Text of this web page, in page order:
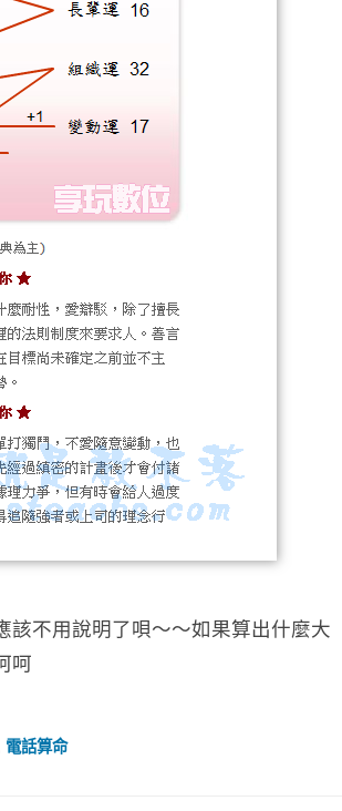
該不用說明了唄～～如果算出什麼大
呵
電話算命